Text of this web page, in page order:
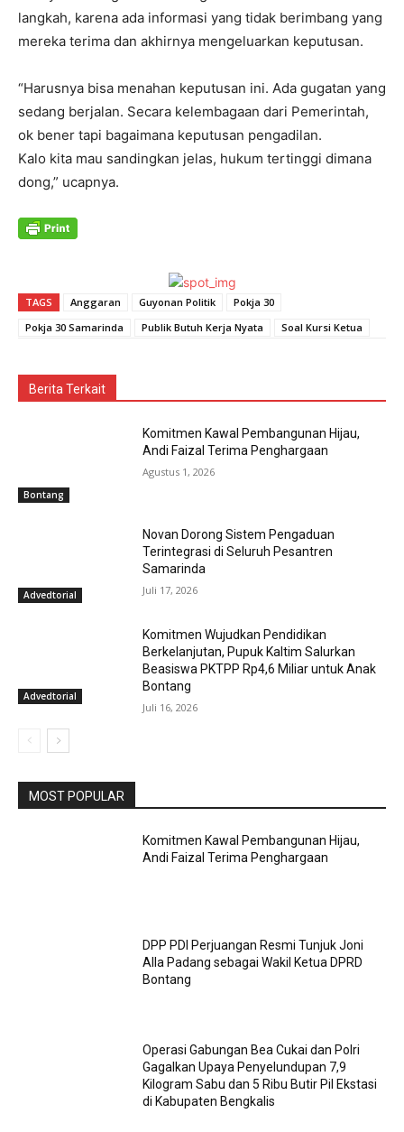
langkah, karena ada informasi yang tidak berimbang yang
mereka terima dan akhirnya mengeluarkan keputusan.
“Harusnya bisa menahan keputusan ini. Ada gugatan yang
sedang berjalan. Secara kelembagaan dari Pemerintah,
ok bener tapi bagaimana keputusan pengadilan.
Kalo kita mau sandingkan jelas, hukum tertinggi dimana
dong,” ucapnya.
TAGS Anggaran Guyonan Politik
Pokja 30
Pokja 30 Samarinda
Publik Butuh Kerja Nyata Soal Kursi Ketua
Berita Terkait
Bontang
Komitmen Kawal Pembangunan Hijau,
Andi Faizal Terima Penghargaan
Agustus 1, 2026
Advedtorial
Novan Dorong Sistem Pengaduan
Terintegrasi di Seluruh Pesantren
Samarinda
Juli 17, 2026
Advedtorial
Komitmen Wujudkan Pendidikan
Berkelanjutan, Pupuk Kaltim Salurkan
Beasiswa PKTPP Rp4,6 Miliar untuk Anak
Bontang
Juli 16, 2026
MOST POPULAR
Komitmen Kawal Pembangunan Hijau,
Andi Faizal Terima Penghargaan
DPP PDI Perjuangan Resmi Tunjuk Joni
Alla Padang sebagai Wakil Ketua DPRD
Bontang
Operasi Gabungan Bea Cukai dan Polri
Gagalkan Upaya Penyelundupan 7,9
Kilogram Sabu dan 5 Ribu Butir Pil Ekstasi
di Kabupaten Bengkalis